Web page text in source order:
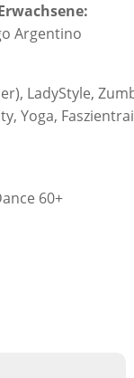
Argentino
LadyStyle,
Yoga,
60+